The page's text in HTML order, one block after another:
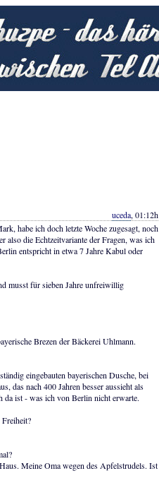
uceda, 01:12h
habe ich doch letzte Woche zugesagt, noch
also die Echtzeitvariante der Fragen, was ich
entspricht in etwa 7 Jahre Kabul oder
musst für sieben Jahre unfreiwillig
Brezen der Bäckerei Uhlmann.
eingebauten bayerischen Dusche, bei
das nach 400 Jahren besser aussieht als
da ist - was ich von Berlin nicht erwarte.
Meine Oma wegen des Apfelstrudels. Ist